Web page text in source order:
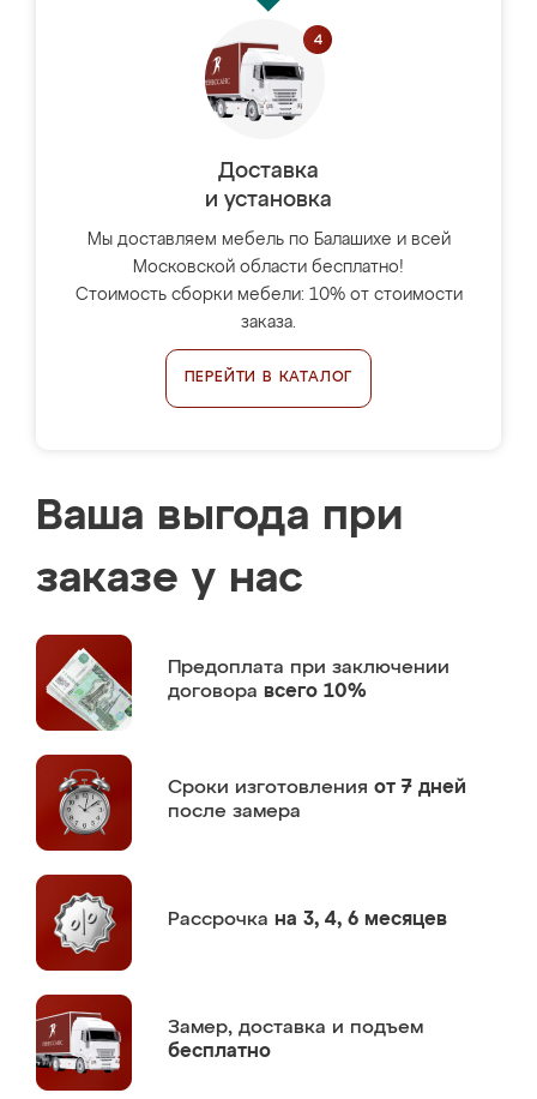
Доставка
и установка
Мы доставляем мебель по Балашихе и всей
Московской области бесплатно!
Стоимость сборки мебели: 10% от стоимости
заказа.
ПЕРЕЙТИ В КАТАЛОГ
Ваша выгода при
заказе у нас
Предоплата при заключении
договора всего 10%
Сроки изготовления от 7 дней
после замера
Рассрочка на 3, 4, 6 месяцев
Замер, доставка и подъем
бесплатно